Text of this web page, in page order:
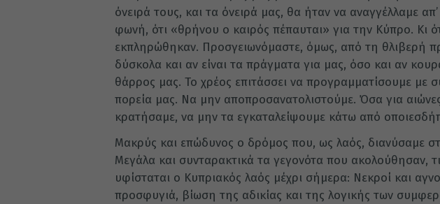
όνειρά τους, και τα όνειρά μας, θα ήταν να αναγγέλλαμε
φωνή, ότι «θρήνου ο καιρός πέπαυται» για την Κύπρο. Κι
εκπληρώθηκαν. Προσγειωνόμαστε, όμως, από τη θλιβερή
δύσκολα και αν είναι τα πράγματα για μας, όσο και αν
θάρρος μας. Το χρέος επιτάσσει να προγραμματίσουμε με
πορεία μας. Να μην αποπροσανατολιστούμε. Όσα για
κρατήσαμε, να μην τα εγκαταλείψουμε κάτω από
Μακρύς και επώδυνος ο δρόμος που, ως λαός, διανύσαμε
Μεγάλα και συνταρακτικά τα γεγονότα που ακολούθησαν,
υφίσταται ο Κυπριακός λαός μέχρι σήμερα: Νεκροί και
προσφυγιά, βίωση της αδικίας και της λογικής των